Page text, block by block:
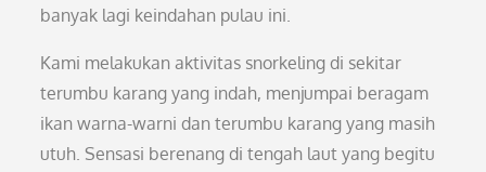
banyak lagi keindahan pulau ini.
Kami melakukan aktivitas snorkeling di sekitar
terumbu karang yang indah, menjumpai beragam
ikan warna-warni dan terumbu karang yang masih
utuh. Sensasi berenang di tengah laut yang begitu